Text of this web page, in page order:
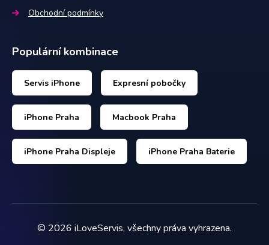
Obchodní podmínky
Populární kombinace
Servis iPhone Expresní pobočky
iPhone Praha Macbook Praha
iPhone Praha Displeje iPhone Praha Baterie
© 2026 iLoveServis, všechny práva vyhrazena.